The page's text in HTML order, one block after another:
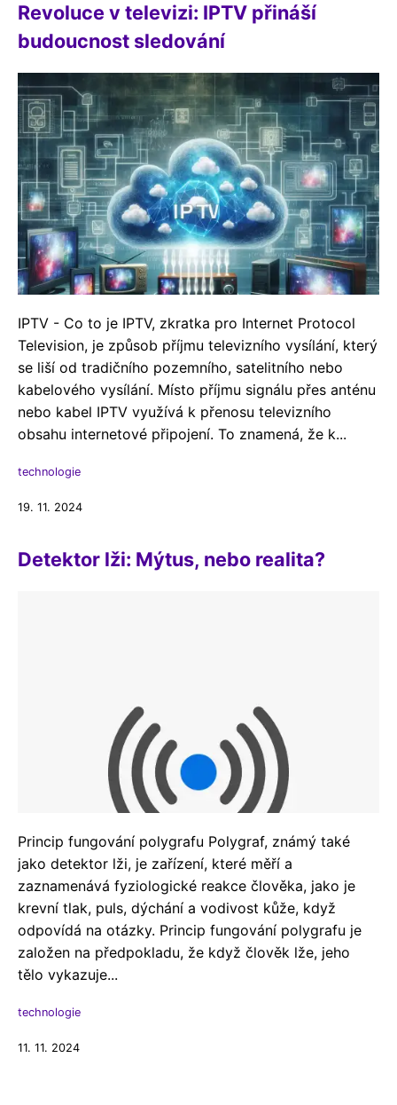
Revoluce v televizi: IPTV přináší
budoucnost sledování
IPTV - Co to je IPTV, zkratka pro Internet Protocol
Television, je způsob příjmu televizního vysílání, který
se liší od tradičního pozemního, satelitního nebo
kabelového vysílání. Místo příjmu signálu přes anténu
nebo kabel IPTV využívá k přenosu televizního
obsahu internetové připojení. To znamená, že k...
technologie
19. 11. 2024
Detektor lži: Mýtus, nebo realita?
Princip fungování polygrafu Polygraf, známý také
jako detektor lži, je zařízení, které měří a
zaznamenává fyziologické reakce člověka, jako je
krevní tlak, puls, dýchání a vodivost kůže, když
odpovídá na otázky. Princip fungování polygrafu je
založen na předpokladu, že když člověk lže, jeho
tělo vykazuje...
technologie
11. 11. 2024